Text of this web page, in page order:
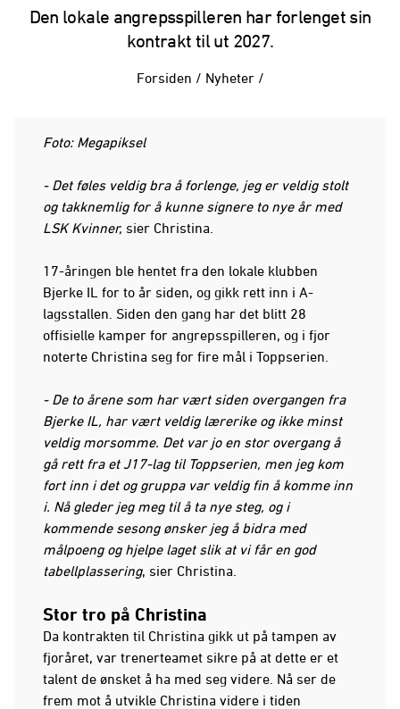
Den lokale angrepsspilleren har forlenget sin
kontrakt til ut 2027.
Forsiden / Nyheter /
Foto: Megapiksel
- Det føles veldig bra å forlenge, jeg er veldig stolt
og takknemlig for å kunne signere to nye år med
LSK Kvinner, sier Christina.
17-åringen ble hentet fra den lokale klubben
Bjerke IL for to år siden, og gikk rett inn i A-
lagsstallen. Siden den gang har det blitt 28
offisielle kamper for angrepsspilleren, og i fjor
noterte Christina seg for fire mål i Toppserien.
- De to årene som har vært siden overgangen fra
Bjerke IL, har vært veldig lærerike og ikke minst
veldig morsomme. Det var jo en stor overgang å
gå rett fra et J17-lag til Toppserien, men jeg kom
fort inn i det og gruppa var veldig fin å komme inn
i. Nå gleder jeg meg til å ta nye steg, og i
kommende sesong ønsker jeg å bidra med
målpoeng og hjelpe laget slik at vi får en god
tabellplassering, sier Christina.
Stor tro på Christina
Da kontrakten til Christina gikk ut på tampen av
fjoråret, var trenerteamet sikre på at dette er et
talent de ønsket å ha med seg videre. Nå ser de
frem mot å utvikle Christina videre i tiden